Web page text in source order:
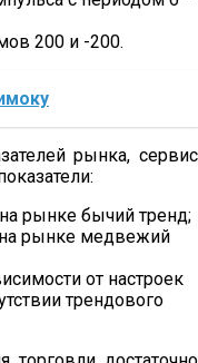
200 и -200.
рынка, сервис
рынке бычий тренд;
рынке медвежий
от настроек
трендового